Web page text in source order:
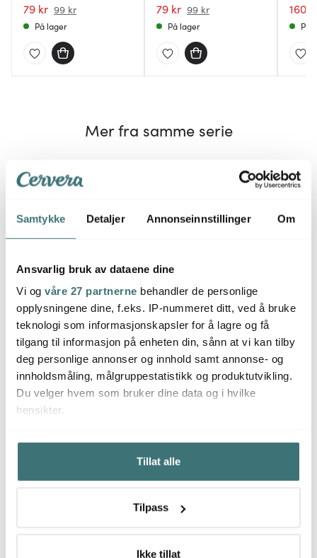
Samtykke Detaljer Annonseinnstillinger Om
Ansvarlig bruk av dataene dine
Vi og våre 27 partnerne behandler de personlige
opplysningene dine, f.eks. IP-nummeret ditt, ved å bruke
teknologi som informasjonskapsler for å lagre og få
tilgang til informasjon på enheten din, sånn at vi kan tilby
deg personlige annonser og innhold samt annonse- og
innholdsmåling, målgruppestatistikk og produktutvikling.
Du velger hvem som bruker dine data og i hvilke
hensikter.
Hvis du gir oss lov, vil vi også gjerne:
Innhente informasjon om den geografiske
beliggenheten din, som kan være nøyaktig innenfor
Identifisere enheten din ved å aktivt skanne den for
kan du lese om hvordan dine personlige
Tillat alle
Tilpass
Ikke tillat
79 kr 99 kr
På lager
79 kr 99 kr
På lager
160
På
Mer fra samme serie
Star Trading
Ice julestjerne 55 cm
hvit
269 kr
På lager
Star Trading
ICE julestjerne 70 cm
hvit
376 kr
På lager
Star
hvit
Du kanskje også liker